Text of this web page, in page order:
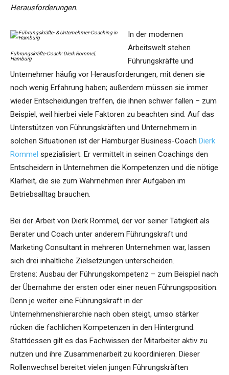
Herausforderungen.
Führungskräfte-Coach: Dierk Rommel,
Hamburg
In der modernen
Arbeitswelt stehen
Führungskräfte und
Unternehmer häufig vor Herausforderungen, mit denen sie
noch wenig Erfahrung haben; außerdem müssen sie immer
wieder Entscheidungen treffen, die ihnen schwer fallen – zum
Beispiel, weil hierbei viele Faktoren zu beachten sind. Auf das
Unterstützen von Führungskräften und Unternehmern in
solchen Situationen ist der Hamburger Business-Coach Dierk
Rommel spezialisiert. Er vermittelt in seinen Coachings den
Entscheidern in Unternehmen die Kompetenzen und die nötige
Klarheit, die sie zum Wahrnehmen ihrer Aufgaben im
Betriebsalltag brauchen.
Bei der Arbeit von Dierk Rommel, der vor seiner Tätigkeit als
Berater und Coach unter anderem Führungskraft und
Marketing Consultant in mehreren Unternehmen war, lassen
sich drei inhaltliche Zielsetzungen unterscheiden.
Erstens: Ausbau der Führungskompetenz – zum Beispiel nach
der Übernahme der ersten oder einer neuen Führungsposition.
Denn je weiter eine Führungskraft in der
Unternehmenshierarchie nach oben steigt, umso stärker
rücken die fachlichen Kompetenzen in den Hintergrund.
Stattdessen gilt es das Fachwissen der Mitarbeiter aktiv zu
nutzen und ihre Zusammenarbeit zu koordinieren. Dieser
Rollenwechsel bereitet vielen jungen Führungskräften